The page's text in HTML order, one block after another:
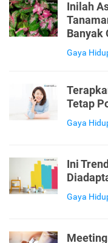
Inilah
Banyak
Gaya
Tetap
Gaya
Ini
Gaya